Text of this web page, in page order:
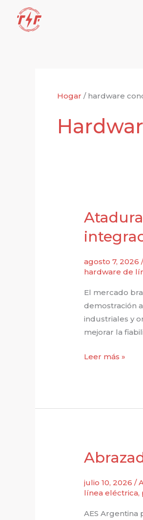
contenido
Hogar / hardware
agosto 7, 2026
hardware de
El mercado
demostración
industriales y
mejorar la
Ataduras
para
la
en
red
Leer más »
julio 10, 2026/
línea eléctrica,
AES Argentina